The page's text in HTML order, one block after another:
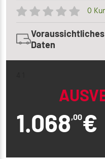
0
Daten
1.068,00€